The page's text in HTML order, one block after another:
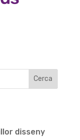
disseny